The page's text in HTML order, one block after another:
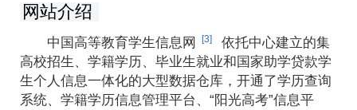
网站介绍
中国高等教育学生信息网 [3]
依托中心建立的集
高校招生、学籍学历、毕业生就业和国家助学贷款学
生个人信息一体化的大型数据仓库，开通了学历查询
系统、学籍学历信息管理平台、“阳光高考”信息平